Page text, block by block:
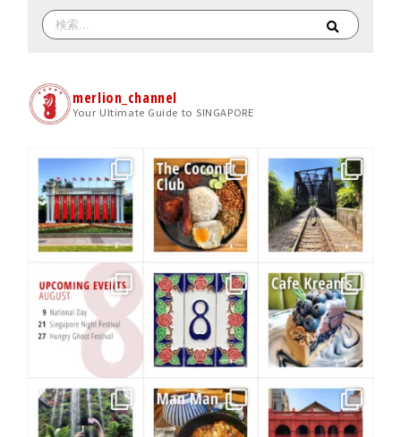
merlion_channel
Your Ultimate Guide to SINGAPORE